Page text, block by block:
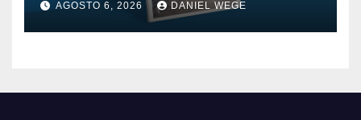
AGOSTO 6, 2026 DANIEL WEGE